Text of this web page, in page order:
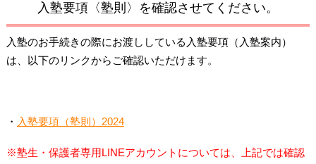
入塾要項〈塾則〉を確認させてください。
入塾のお手続きの際にお渡ししている入塾要項（入塾案内）
は、以下のリンクからご確認いただけます。
・ 入塾要項（塾則）2024
※塾生・保護者専用LINEアカウントについては、上記では確認